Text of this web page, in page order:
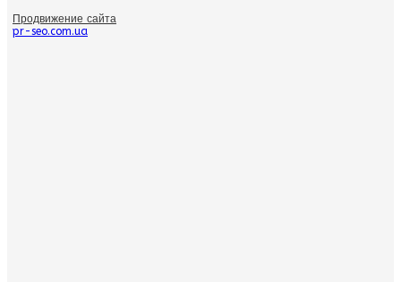
Продвижение сайта
pr-seo.com.ua